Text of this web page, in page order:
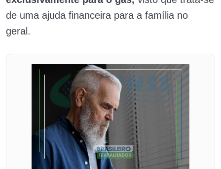
de uma ajuda financeira para a família no
geral.